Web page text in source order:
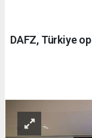
DAFZ, Türkiye